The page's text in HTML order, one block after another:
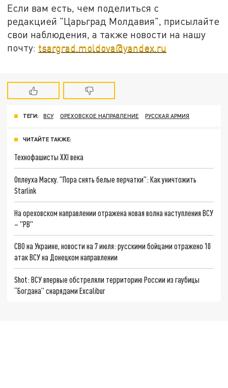
Если вам есть, чем поделиться с
редакцией "Царьград Молдавия", присылайте
свои наблюдения, а также новости на нашу
почту: tsargrad.moldova@yandex.ru
ТЕГИ: ВСУ ОРЕХОВСКОЕ НАПРАВЛЕНИЕ РУССКАЯ АРМИЯ
ЧИТАЙТЕ ТАКЖЕ:
Технофашисты XXI века
Оплеуха Маску. "Пора снять белые перчатки": Как уничтожить
Starlink
На ореховском направлении отражена новая волна наступления ВСУ
– "РВ"
СВО на Украине, новости на 7 июля: русскими бойцами отражено 10
атак ВСУ на Донецком направлении
Shot: ВСУ впервые обстреляли территорию России из гаубицы
“Богдана” снарядами Excalibur